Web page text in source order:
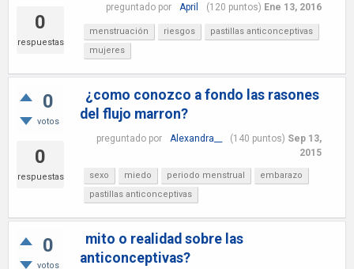
0
respuestas
preguntado por April (120 puntos) Ene 13, 2016
menstruación riesgos
pastillas anticonceptivas
mujeres
0
votos
0
respuestas
¿como conozco a fondo las rasones
del flujo marron?
preguntado por Alexandra__ (140 puntos) Sep 13,
2015
sexo miedo periodo menstrual
embarazo
pastillas anticonceptivas
0
votos
mito o realidad sobre las
anticonceptivas?